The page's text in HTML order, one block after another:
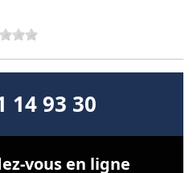
93 30
vous en ligne